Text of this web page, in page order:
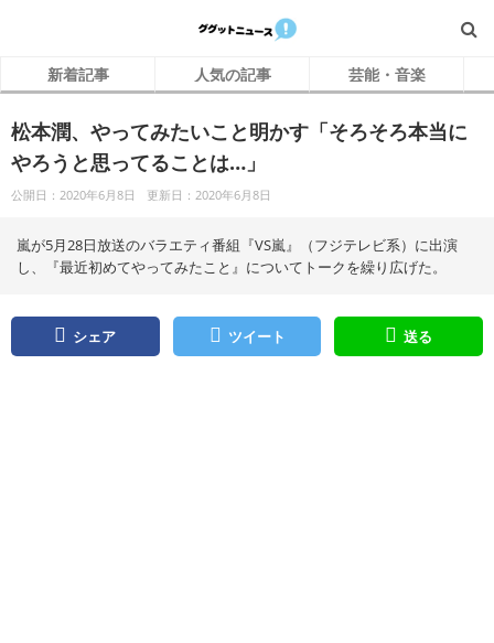
新着記事 人気の記事 芸能・音楽
松本潤、やってみたいこと明かす「そろそろ本当に
やろうと思ってることは…」
公開日：2020年6月8日 更新日：2020年6月8日
嵐が5月28日放送のバラエティ番組『VS嵐』（フジテレビ系）に出演
し、『最近初めてやってみたこと』についてトークを繰り広げた。
シェア ツイート 送る